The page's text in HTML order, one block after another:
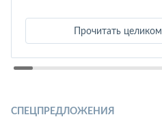
Прочитать целиком
СПЕЦПРЕДЛОЖЕНИЯ